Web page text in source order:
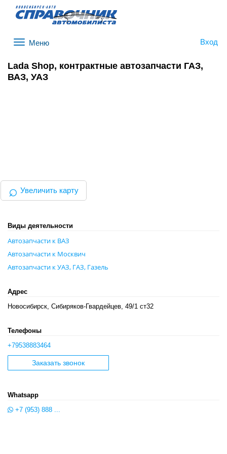
Вход
Lada Shop, контрактные автозапчасти ГАЗ,
ВАЗ, УАЗ
⌕ Увеличить карту
Виды деятельности
Автозапчасти к ВАЗ
Автозапчасти к Москвич
Автозапчасти к УАЗ, ГАЗ, Газель
Адрес
Новосибирск, Сибиряков-Гвардейцев, 49/1 ст32
Телефоны
+79538883464
Заказать звонок
Whatsapp
+7 (953) 888 ...